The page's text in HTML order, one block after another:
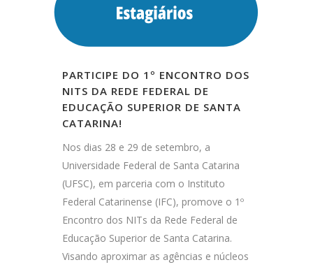
PARTICIPE DO 1º ENCONTRO DOS
NITS DA REDE FEDERAL DE
EDUCAÇÃO SUPERIOR DE SANTA
CATARINA!
Nos dias 28 e 29 de setembro, a
Universidade Federal de Santa Catarina
(UFSC), em parceria com o Instituto
Federal Catarinense (IFC), promove o 1º
Encontro dos NITs da Rede Federal de
Educação Superior de Santa Catarina.
Visando aproximar as agências e núcleos